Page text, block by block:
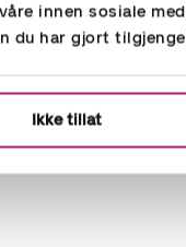
innen sosiale
du har gjort
Ikke tillat